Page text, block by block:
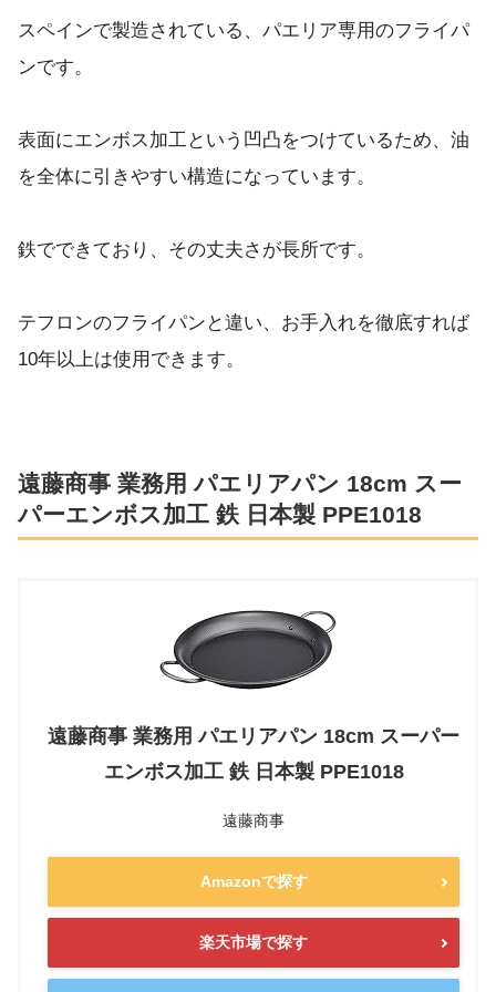
スペインで製造されている、パエリア専用のフライパ
ンです。
表面にエンボス加工という凹凸をつけているため、油
を全体に引きやすい構造になっています。
鉄でできており、その丈夫さが長所です。
テフロンのフライパンと違い、お手入れを徹底すれば
10年以上は使用できます。
遠藤商事 業務用 パエリアパン 18cm スー
パーエンボス加工 鉄 日本製 PPE1018
遠藤商事 業務用 パエリアパン 18cm スーパー
エンボス加工 鉄 日本製 PPE1018
遠藤商事
Amazonで探す
楽天市場で探す